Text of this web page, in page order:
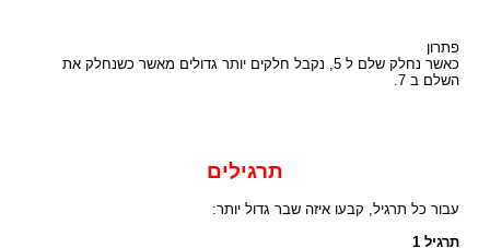
פתרון
כאשר נחלק שלם ל 5, נקבל חלקים יותר גדולים מאשר כשנחלק את
השלם ב 7.
תרגילים
עבור כל תרגיל, קבעו איזה שבר גדול יותר:
תרגיל 1